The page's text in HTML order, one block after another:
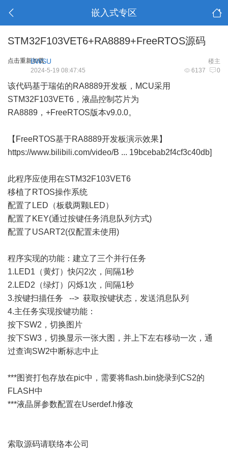
嵌入式专区
STM32F103VET6+RA8889+FreeRTOS源码
点击重新加载 楼主
BWSU
6137 0
2024-5-19 08:47:45
该代码基于瑞佑的RA8889开发板，MCU采用
STM32F103VET6，液晶控制芯片为
RA8889，+FreeRTOS版本v9.0.0。
【FreeRTOS基于RA8889开发板演示效果】
https://www.bilibili.com/video/B ... 19bcebab2f4cf3c40db]
此程序应使用在STM32F103VET6
移植了RTOS操作系统
配置了LED（板载两颗LED）
配置了KEY(通过按键任务消息队列方式)
配置了USART2(仅配置未使用)
程序实现的功能：建立了三个并行任务
1.LED1（黄灯）快闪2次，间隔1秒
2.LED2（绿灯）闪烁1次，间隔1秒
3.按键扫描任务 --> 获取按键状态，发送消息队列
4.主任务实现按键功能：
按下SW2，切换图片
按下SW3，切换显示一张大图，并上下左右移动一次，通
过查询SW2中断标志中止
***图资打包存放在pic中，需要将flash.bin烧录到CS2的
FLASH中
***液晶屏参数配置在Userdef.h修改
索取源码请联络本公司